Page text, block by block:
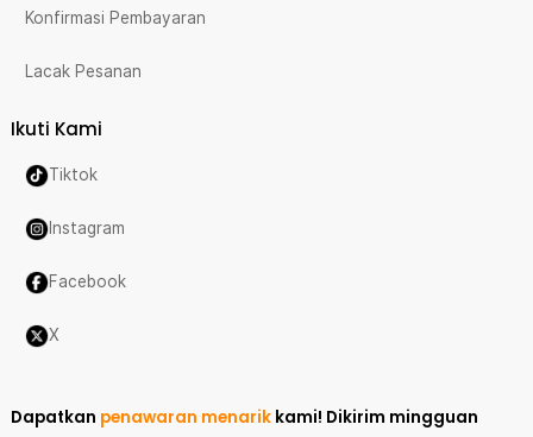
Konfirmasi Pembayaran
Lacak Pesanan
Ikuti Kami
Tiktok
Instagram
Facebook
X
Dapatkan penawaran menarik kami! Dikirim mingguan